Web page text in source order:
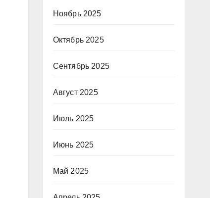
Ноябрь 2025
Октябрь 2025
Сентябрь 2025
Август 2025
Июль 2025
Июнь 2025
Май 2025